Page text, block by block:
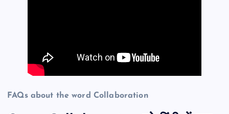
FAQs about the word Collaboration